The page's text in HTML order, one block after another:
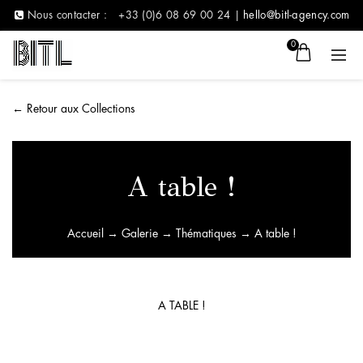
Nous contacter : +33 (0)6 08 69 00 24 | hello@bitl-agency.com
0
← Retour aux Collections
A table !
Accueil → Galerie→ Thématiques → A table !
A TABLE !